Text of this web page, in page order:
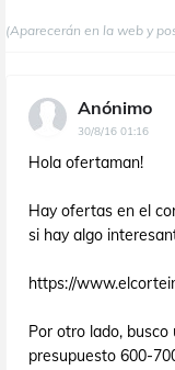
(Aparecerán en la web y
Anónimo
30/8/16 01:16
Hola ofertaman!
Hay ofertas en el
si hay algo
https://
Por otro lado,
presupuesto 600-